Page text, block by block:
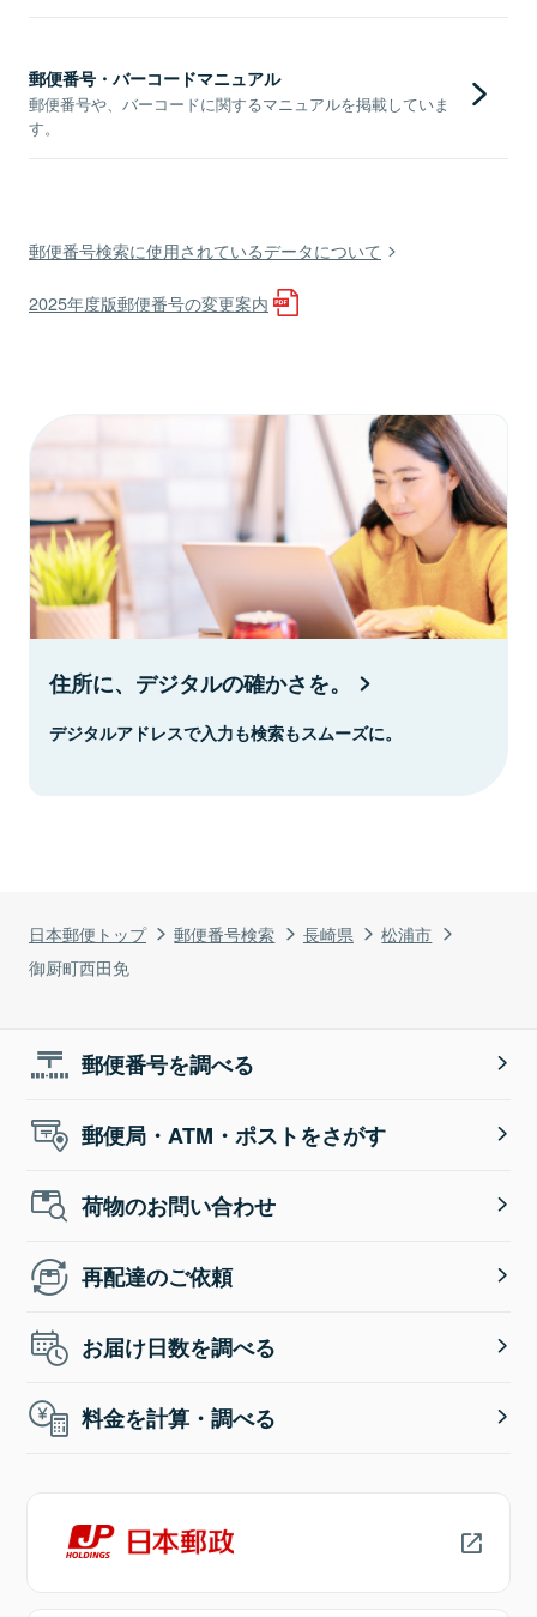
日本郵便トップ 郵便番号検索 長崎県
松浦市
御厨町西田免
郵便番号・バーコードマニュアル
郵便番号や、バーコードに関するマニュアルを掲載していま
す。
郵便番号検索に使用されているデータについて
2025年度版郵便番号の変更案内
住所に、デジタルの確かさを。
デジタルアドレスで入力も検索もスムーズに。
郵便番号を調べる
郵便局・ATM・ポストをさがす
荷物のお問い合わせ
再配達のご依頼
お届け日数を調べる
料金を計算・調べる